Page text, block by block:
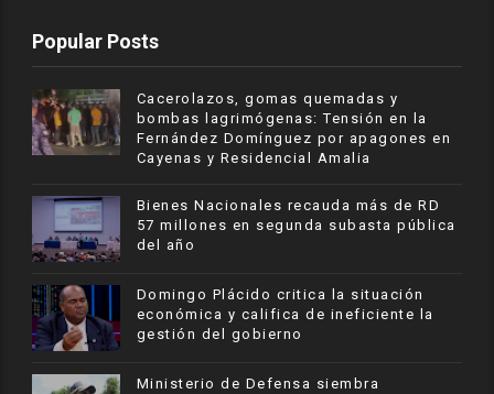
Popular Posts
Cacerolazos, gomas quemadas y
bombas lagrimógenas: Tensión en la
Fernández Domínguez por apagones en
Cayenas y Residencial Amalia
Bienes Nacionales recauda más de RD
57 millones en segunda subasta pública
del año
​Domingo Plácido critica la situación
económica y califica de ineficiente la
gestión del gobierno
Ministerio de Defensa siembra